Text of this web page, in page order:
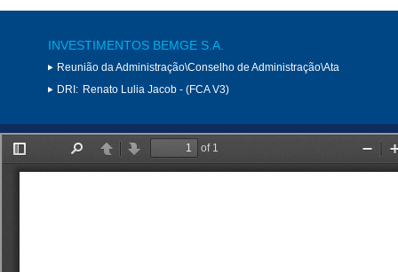
INVESTIMENTOS BEMGE S.A.
Reunião da Administração\Conselho de Administração\Ata
DRI: Renato Lulia Jacob - (FCA V3)